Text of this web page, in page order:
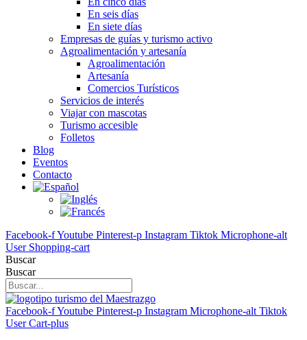
En seis días
En siete días
Empresas de guías y turismo activo
Agroalimentación y artesanía
Agroalimentación
Artesanía
Comercios Turísticos
Servicios de interés
Viajar con mascotas
Turismo accesible
Folletos
Blog
Eventos
Contacto
Facebook-fYoutube Pinterest-p Instagram Tiktok Microphone-alt
User Shopping-cart
Buscar
Buscar
Facebook-fYoutube Pinterest-p Instagram Microphone-alt Tiktok
User Cart-plus